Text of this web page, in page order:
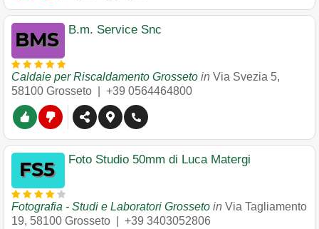
B.m. Service Snc
Caldaie per Riscaldamento Grosseto in Via Svezia 5,
58100 Grosseto +39 0564464800
Foto Studio 50mm di Luca Matergi
Fotografia - Studi e Laboratori Grosseto in Via Tagliamento
19, 58100 Grosseto +39 3403052806